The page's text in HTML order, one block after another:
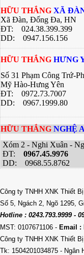
Âu đó là
HỮU THẮNG XÃ
Xã Đàn, Đống Đa, HN
ĐT: 024.38.399.399
DD: 0947.156.156
HỮU THẮNG HƯNG
Số 31 Phạm Công Trứ-
Mỹ Hào-Hưng Yên
ĐT: 0972.73.7007
DD: 0967.1999.80
HỮU THẮNG NGHỆ
Xóm 2 - Nghi Xuân -
ĐT: 0967.45.9976
DD: 0968.55.8762
Công ty TNHH XNK Thiết
Số 5, Ngách 2, Ngõ 1295,
Hotline : 0243.793.9999 -
MST: 0107671106 - Email :
Công ty TNHH XNK Thiết
Tk: 1504201034875 -